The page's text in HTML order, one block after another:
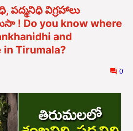
పద్మనిధి విగ్రహాలు
! Do you know where
and
in Tirumala?
0